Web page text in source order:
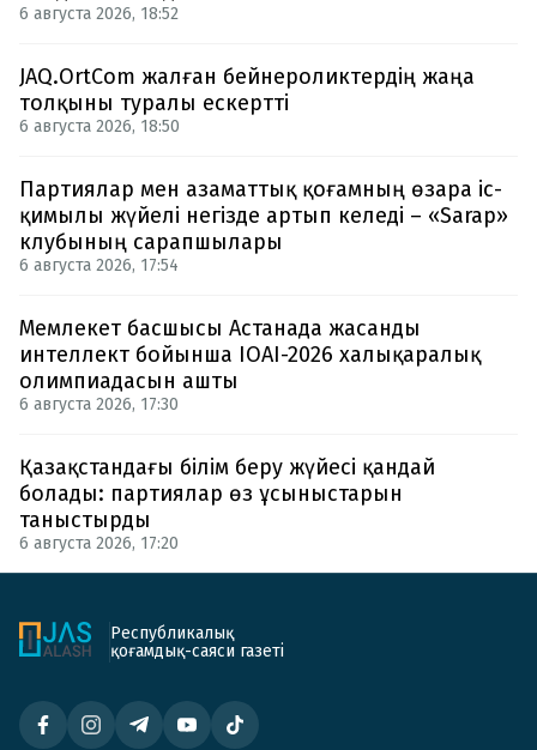
6 августа 2026, 18:52
JAQ.OrtCom жалған бейнероликтердің жаңа
толқыны туралы ескертті
6 августа 2026, 18:50
Партиялар мен азаматтық қоғамның өзара іс-
қимылы жүйелі негізде артып келеді – «Sarap»
клубының сарапшылары
6 августа 2026, 17:54
Мемлекет басшысы Астанада жасанды
интеллект бойынша IOAI-2026 халықаралық
олимпиадасын ашты
6 августа 2026, 17:30
Қазақстандағы білім беру жүйесі қандай
болады: партиялар өз ұсыныстарын
таныстырды
6 августа 2026, 17:20
Республикалық
қоғамдық-саяси газеті